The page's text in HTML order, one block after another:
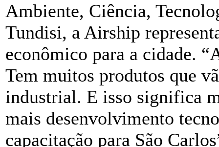
Ambiente, Ciência,
Tundisi, a Airship
econômico para a cidade.
Tem muitos produtos que
industrial. E isso significa
mais desenvolvimento
capacitação para São